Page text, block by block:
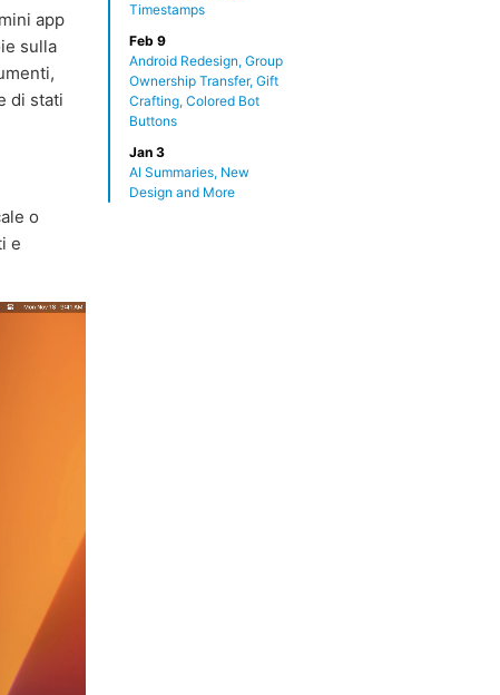
Timestamps
Feb 9
Android Redesign, Group
Ownership Transfer, Gift
Crafting, Colored Bot
Buttons
Jan 3
AI Summaries, New
Design and More
app
sulla
di stati
o
e